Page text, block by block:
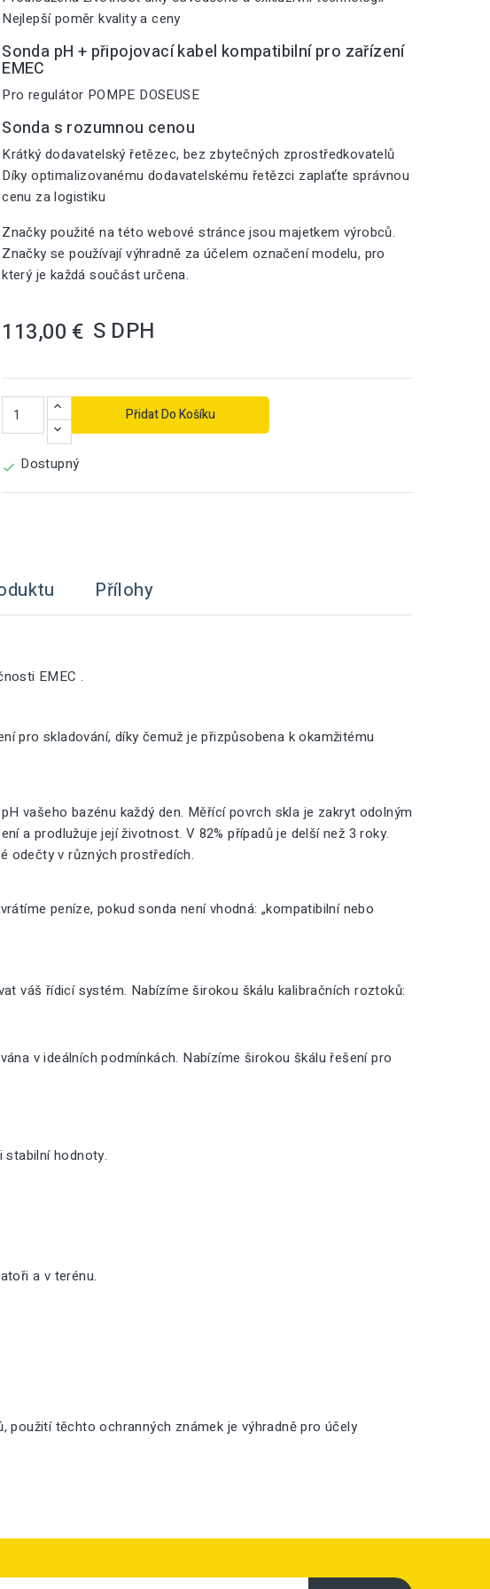
Nejlepší poměr kvality a ceny
Sonda pH + připojovací kabel kompatibilní pro zařízení
EMEC
Pro regulátor POMPE DOSEUSE
Sonda s rozumnou cenou
Krátký dodavatelský řetězec, bez zbytečných zprostředkovatelů
Díky optimalizovanému dodavatelskému řetězci zaplaťte správnou
cenu za logistiku
Značky použité na této webové stránce jsou majetkem výrobců.
Značky se používají výhradně za účelem označení modelu, pro
který je každá součást určena.
113,00 € S DPH
Přidat Do Košíku
 Dostupný
Přílohy
EMEC .
pro skladování, díky čemuž je přizpůsobena k okamžitému
vašeho bazénu každý den. Měřící povrch skla je zakryt odolným
a prodlužuje její životnost. V 82% případů je delší než 3 roky.
odečty v různých prostředích.
peníze, pokud sonda není vhodná: „kompatibilní nebo
váš řídicí systém. Nabízíme širokou škálu kalibračních roztoků:
v ideálních podmínkách. Nabízíme širokou škálu řešení pro
stabilní hodnoty.
a v terénu.
těchto ochranných známek je výhradně pro účely